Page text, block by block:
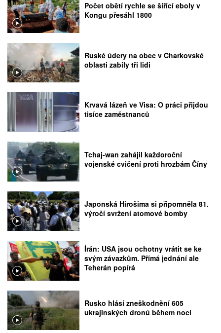
Počet obětí rychle se šířící eboly v
Kongu přesáhl 1800
Ruské údery na obec v Charkovské
oblasti zabily tři lidi
Krvavá lázeň ve Visa: O práci přijdou
tisíce zaměstnanců
Tchaj-wan zahájil každoroční
vojenské cvičení proti hrozbám Číny
Japonská Hirošima si připomněla 81.
výročí svržení atomové bomby
Írán: USA jsou ochotny vrátit se ke
svým závazkům. Přímá jednání ale
Teherán popírá
Rusko hlásí zneškodnění 605
ukrajinských dronů během noci